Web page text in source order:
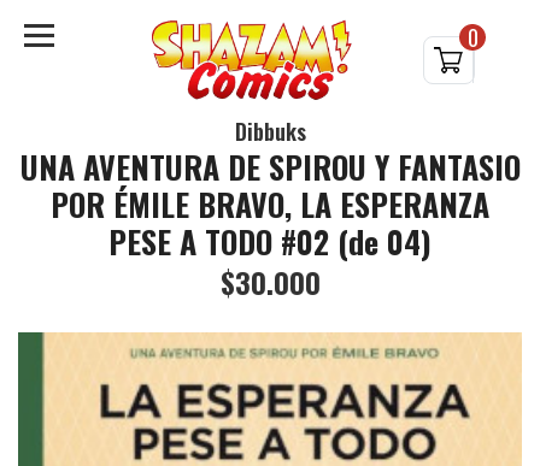
0
Dibbuks
UNA AVENTURA DE SPIROU Y FANTASIO
POR ÉMILE BRAVO, LA ESPERANZA
PESE A TODO #02 (de 04)
$30.000